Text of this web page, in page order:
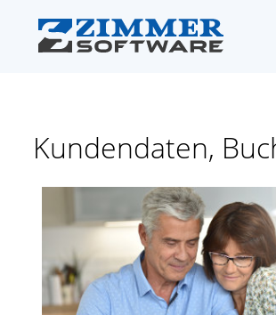
Kundendaten,